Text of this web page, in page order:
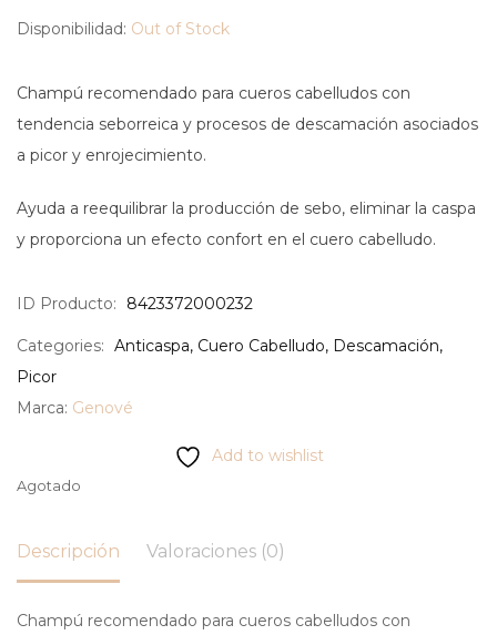
Disponibilidad: Out of Stock
Champú recomendado para cueros cabelludos con
tendencia seborreica y procesos de descamación asociados
a picor y enrojecimiento.
Ayuda a reequilibrar la producción de sebo, eliminar la caspa
y proporciona un efecto confort en el cuero cabelludo.
ID Producto: 8423372000232
Categories: Anticaspa, Cuero Cabelludo, Descamación,
Picor
Marca: Genové
Add to wishlist
Agotado
Descripción Valoraciones (0)
Champú recomendado para cueros cabelludos con